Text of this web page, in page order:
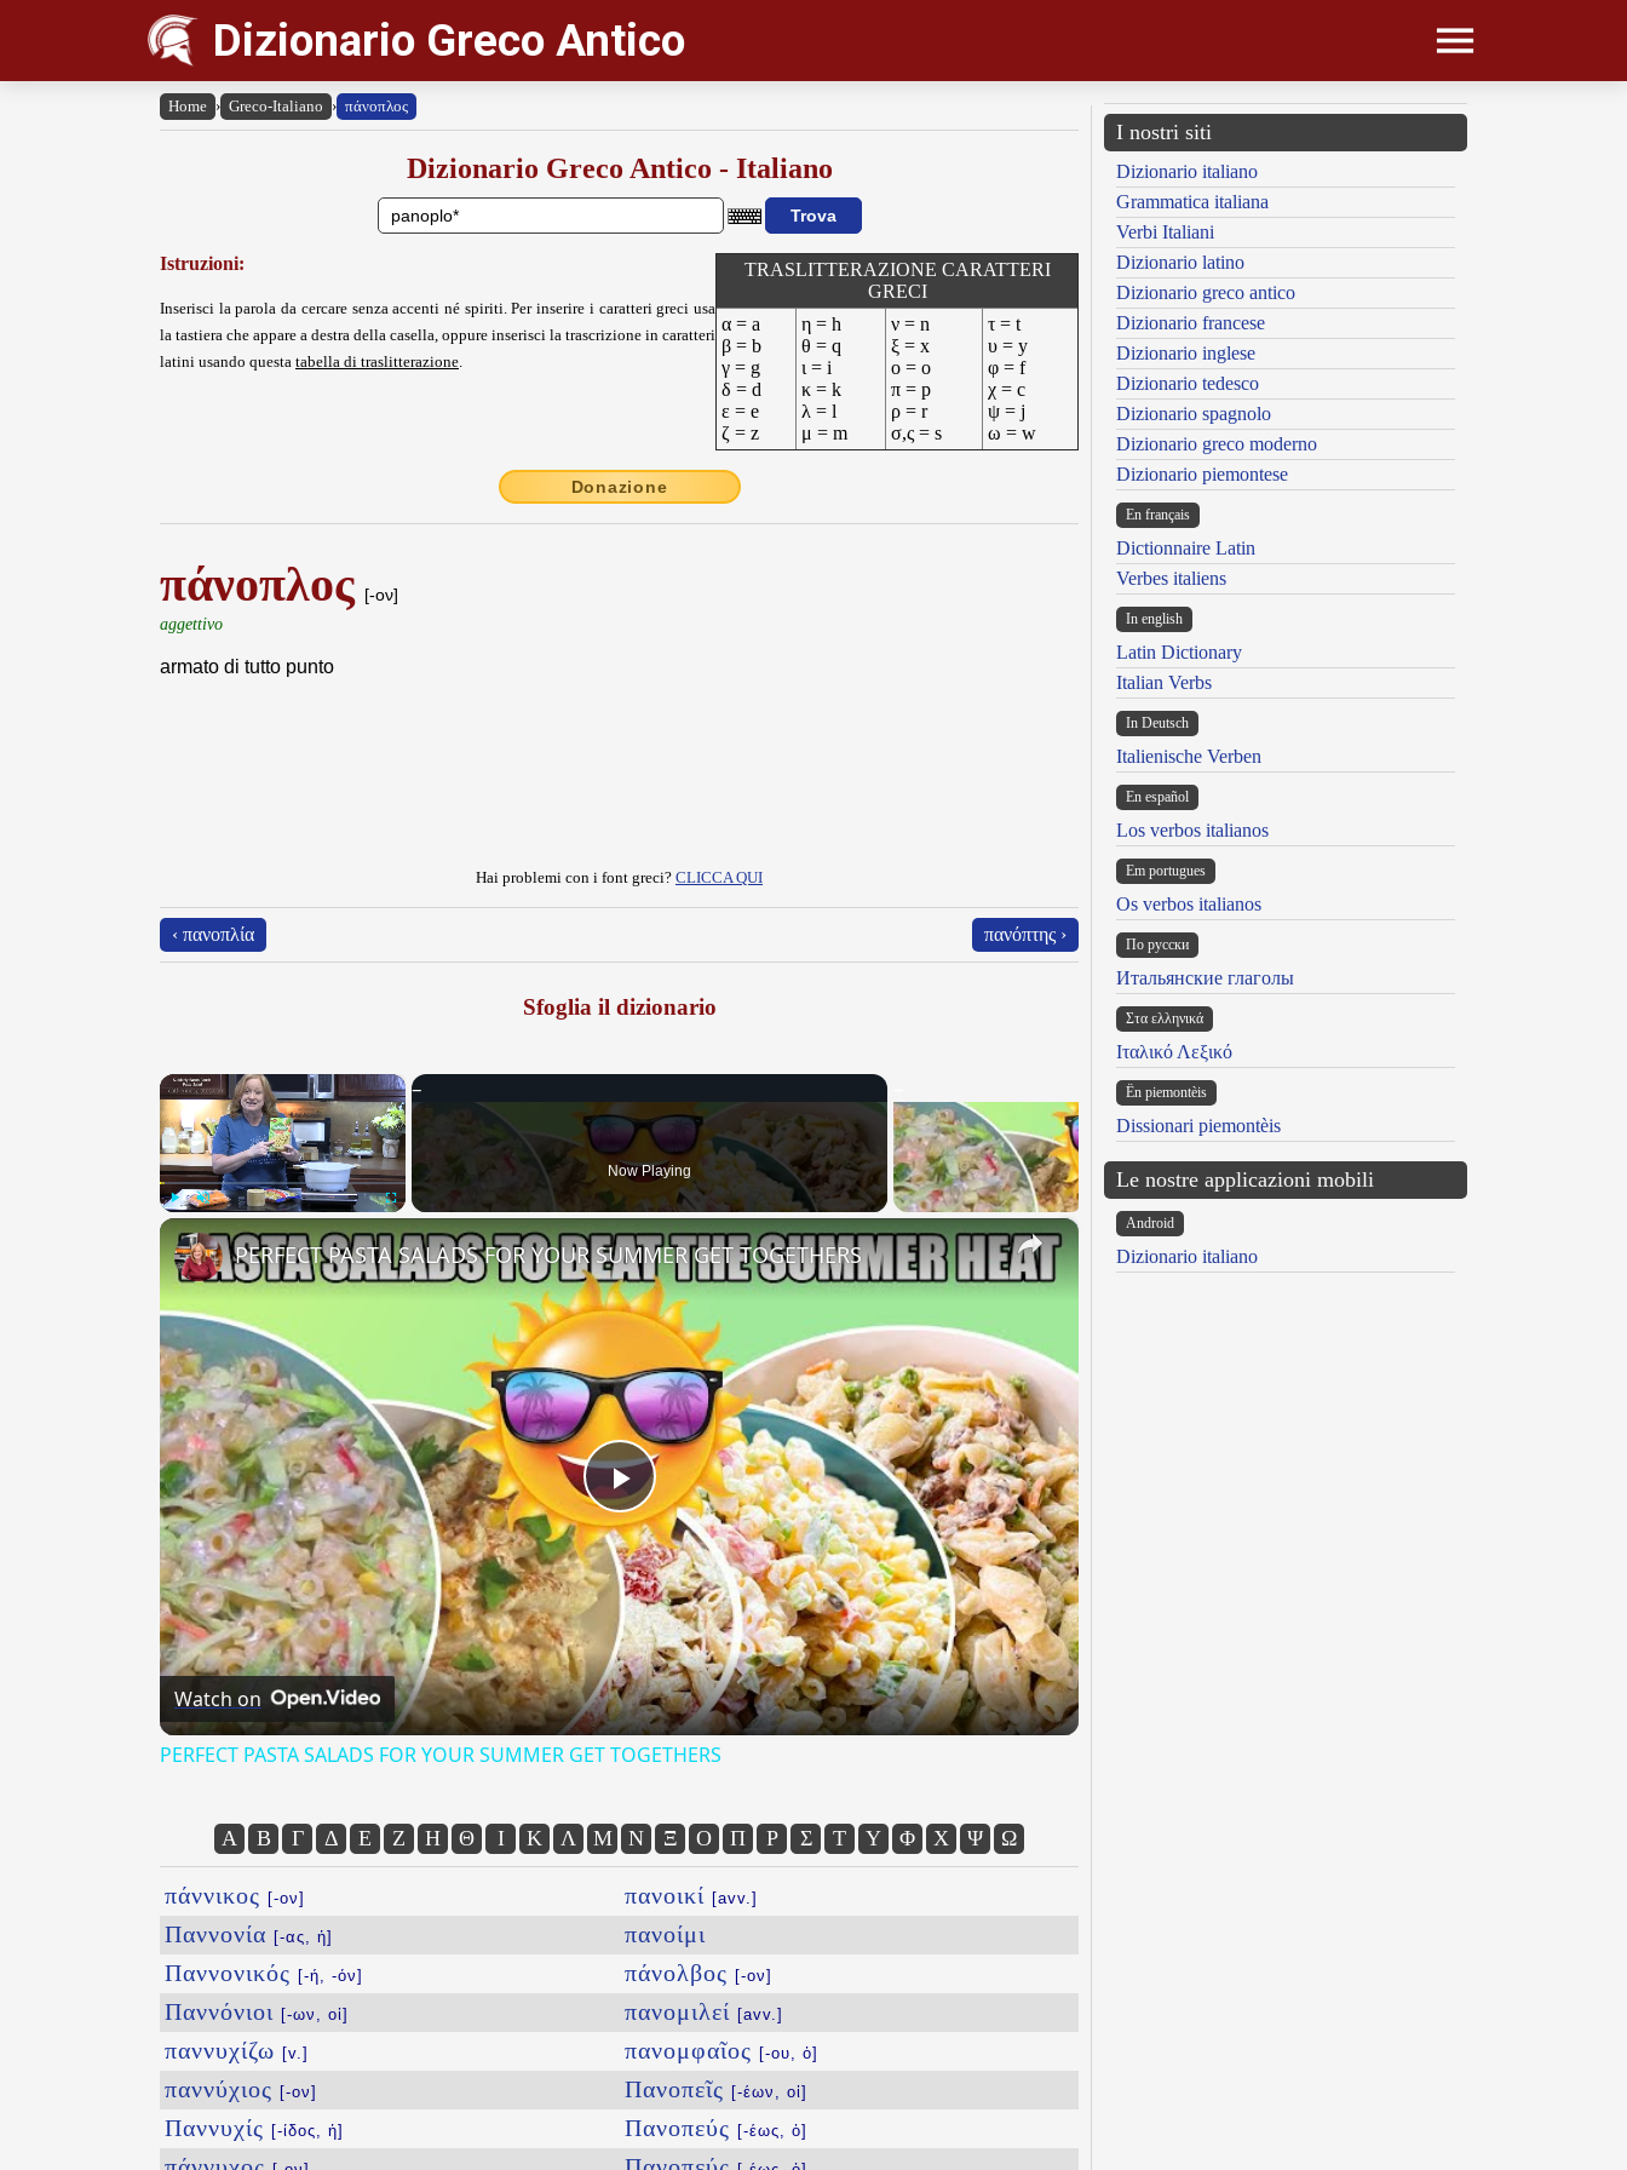
Dizionario Greco Antico
Home › Greco-Italiano › πάνοπλος
Dizionario Greco Antico - Italiano
Istruzioni:
Inserisci la parola da cercare senza accenti né spiriti. Per inserire i caratteri greci usa
la tastiera che appare a destra della casella, oppure inserisci la trascrizione in caratteri
latini usando questa tabella di traslitterazione.
TRASLITTERAZIONE CARATTERI
GRECI
α = a
β = b
γ = g
δ = d
ε = e
ζ = z
η = h
θ = q
ι = i
κ = k
λ = l
μ = m
ν = n
ξ = x
ο = o
π = p
ρ = r
σ,ς = s
τ = t
υ = y
φ = f
χ = c
ψ = j
ω = w
Donazione
πάνοπλος [-ον]
aggettivo
armato di tutto punto
Hai problemi con i font greci? CLICCA QUI
‹ πανοπλία πανόπτης ›
Sfoglia il dizionario
×
Now Playing
×
Play
Video
PERFECT PASTA SALADS FOR YOUR SUMMER GET TOGETHERS
Watch on
PERFECT PASTA SALADS FOR YOUR SUMMER GET TOGETHERS
Α Β Γ Δ Ε Ζ Η Θ Ι Κ Λ Μ Ν Ξ Ο Π Ρ Σ Τ Υ Φ Χ Ψ Ω
πάννικος [-ον]
Παννονία [-ας, ἡ]
Παννονικός [-ή, -όν]
Παννόνιοι [-ων, οἱ]
παννυχίζω [v.]
παννύχιος [-ον]
Παννυχίς [-ίδος, ἡ]
πανοικί [avv.]
πανοίμι
πάνολβος [-ον]
πανομιλεί [avv.]
πανομφαῖος [-ου, ὁ]
Πανοπεῖς [-έων, οἱ]
Πανοπεύς [-έως, ὁ]
I nostri siti
Dizionario italiano
Grammatica italiana
Verbi Italiani
Dizionario latino
Dizionario greco antico
Dizionario francese
Dizionario inglese
Dizionario tedesco
Dizionario spagnolo
Dizionario greco moderno
Dizionario piemontese
En français
Dictionnaire Latin
Verbes italiens
In english
Latin Dictionary
Italian Verbs
In Deutsch
Italienische Verben
En español
Los verbos italianos
Em portugues
Os verbos italianos
По русски
Итальянские глаголы
Στα ελληνικά
Ιταλικό Λεξικό
Ën piemontèis
Dissionari piemontèis
Le nostre applicazioni mobili
Android
Dizionario italiano